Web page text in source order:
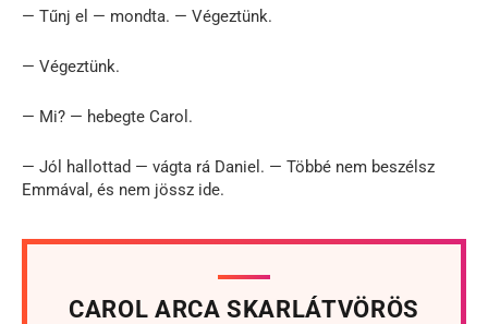
— Tűnj el — mondta. — Végeztünk.
— Végeztünk.
— Mi? — hebegte Carol.
— Jól hallottad — vágta rá Daniel. — Többé nem beszélsz
Emmával, és nem jössz ide.
CAROL ARCA SKARLÁTVÖRÖS